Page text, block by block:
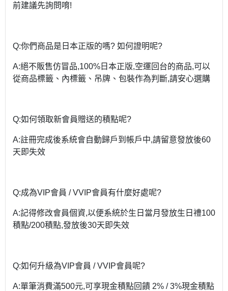
前建議先詢問唷!
Q:你們商品是日本正版的嗎? 如何證明呢?
A:絕不販售仿冒品,100%日本正版,空運回台的商品,可以
從商品標籤、內標籤、吊牌、包裝作為判斷,請安心選購
Q:如何領取新會員贈送的積點呢?
A:註冊完成後系統會自動歸戶到帳戶中,請留意發放後60
天即失效
Q:成為VIP會員 / VVIP會員有什麼好處呢?
A:記得修改會員個資,以便系統於生日當月發放生日禮100
積點/200積點,發放後30天即失效
Q:如何升級為VIP會員 / VVIP會員呢?
A:單筆消費滿500元,可享現金積點回饋 2% / 3%現金積點